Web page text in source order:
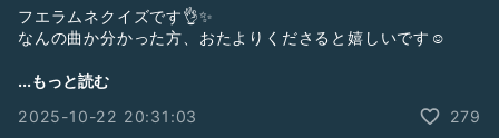
フエラムネクイズです👌✨
なんの曲か分かった方、おたよりくださると嬉しいです☺️
ヒント：平成初期の女性ボーカルの曲です
フエラムネクイズ75の答えは、
...もっと読む
2025-10-22 20:31:03
279